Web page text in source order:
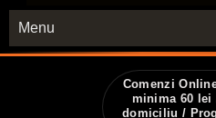
Comenzi
minima 60
domiciliu /
Menu